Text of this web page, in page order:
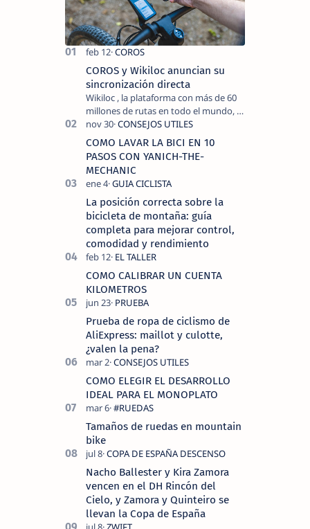
COROS y Wikiloc anuncian su
sincronización directa
Wikiloc , la plataforma con más de 60
millones de rutas en todo el mundo, y
COROS , marca de dispositivos GPS
reconocida mundialmente por su
tecnolo…
COMO LAVAR LA BICI EN 10
PASOS CON YANICH-THE-
MECHANIC
La posición correcta sobre la
bicicleta de montaña: guía
completa para mejorar control,
comodidad y rendimiento
COMO CALIBRAR UN CUENTA
KILOMETROS
Prueba de ropa de ciclismo de
AliExpress: maillot y culotte,
¿valen la pena?
COMO ELEGIR EL DESARROLLO
IDEAL PARA EL MONOPLATO
Tamaños de ruedas en mountain
bike
Nacho Ballester y Kira Zamora
vencen en el DH Rincón del
Cielo, y Zamora y Quinteiro se
llevan la Copa de España